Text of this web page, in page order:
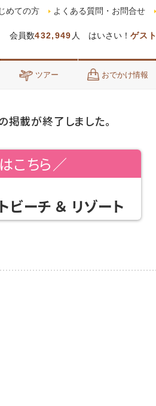
会員数432,949 人 はいさい！ ゲスト
めての方 よくある質問・お問合せ
ツアー おでかけ情報
掲載が終了しました。
こちら／
ビーチ ＆ リゾート